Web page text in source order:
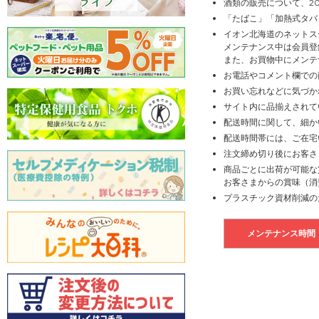
酒類の販売について、
「たばこ」「加熱式タ
イオン北海道のネット
メンテナンス中は会員
また、お買物中にメン
お電話やコメント欄で
お買い忘れなどに気づ
サイト内に品揃えされ
配送時間に関して、細
配送時間帯には、ご在
注文締め切り後にお客
商品ごとに出荷が可能
お客さまからの賞味（
プラスチック資材削減
メンテナンス時間